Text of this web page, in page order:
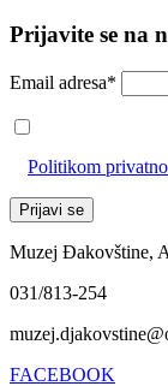
Prijavite se na
Email adresa*
Politikom
Muzej Đakovštine,
031/813-254
FACEBOOK